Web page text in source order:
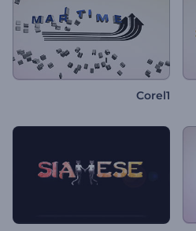
Corel1